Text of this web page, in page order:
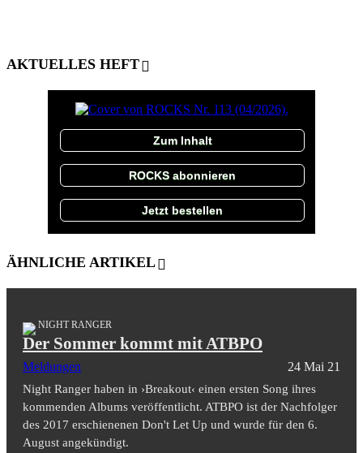
AKTUELLES HEFT
Zum Inhalt
ROCKS abonnieren
Jetzt bestellen
ÄHNLICHE ARTIKEL
NIGHT RANGER
Der Sommer kommt mit ATBPO
Meldungen 24 Mai 21
Night Ranger haben in ›Breakout‹ einen ersten Song ihres
kommenden Albums veröffentlicht. ATBPO ist der Nachfolger
des 2017 erschienenen Don't Let Up und wurde für den 6.
August angekündigt.